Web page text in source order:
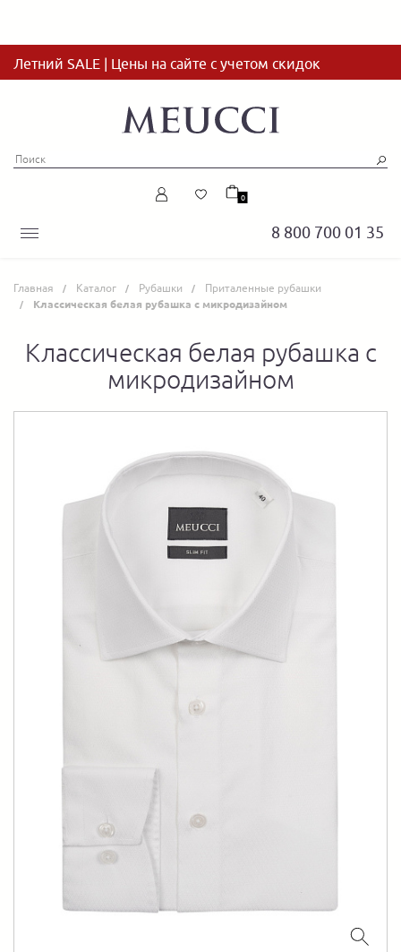
Летний SALE | Цены на сайте с учетом скидок
8 800 700 01 35
0
Главная Каталог Рубашки Приталенные рубашки
Классическая белая рубашка с микродизайном
Классическая белая рубашка с
микродизайном